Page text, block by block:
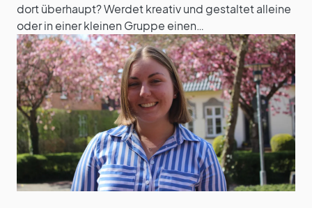
dort überhaupt? Werdet kreativ und gestaltet alleine
oder in einer kleinen Gruppe einen…